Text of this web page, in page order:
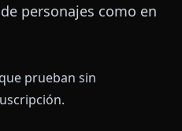
personajes como en
prueban sin